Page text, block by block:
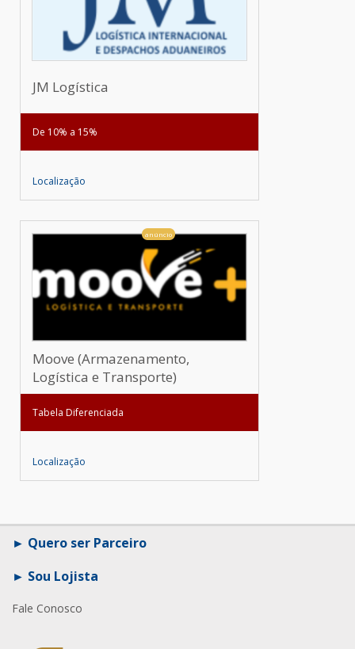
JM Logística
De 10% a 15%
Localização
anúncio
Moove (Armazenamento,
Logística e Transporte)
Tabela Diferenciada
Localização
Quero ser Parceiro
Sou Lojista
Fale Conosco